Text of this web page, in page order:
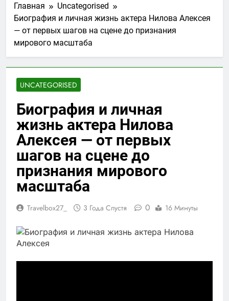
Главная
Uncategorised
Биография и личная жизнь актера Нилова Алексея
— от первых шагов на сцене до признания
мирового масштаба
UNCATEGORISED
Биография и личная
жизнь актера Нилова
Алексея — от первых
шагов на сцене до
признания мирового
масштаба
Travelbox27_ 3 Года Спустя 0 16 Минуты